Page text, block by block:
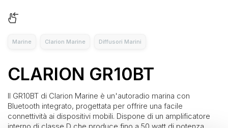
Marine Clarion Marine Diffusori Marini
CLARION GR10BT
Il GR10BT di Clarion Marine è un'autoradio marina con
Bluetooth integrato, progettata per offrire una facile
connettività ai dispositivi mobili. Dispone di un amplificatore
interno di classe D che produce fino a 50 watt di potenza